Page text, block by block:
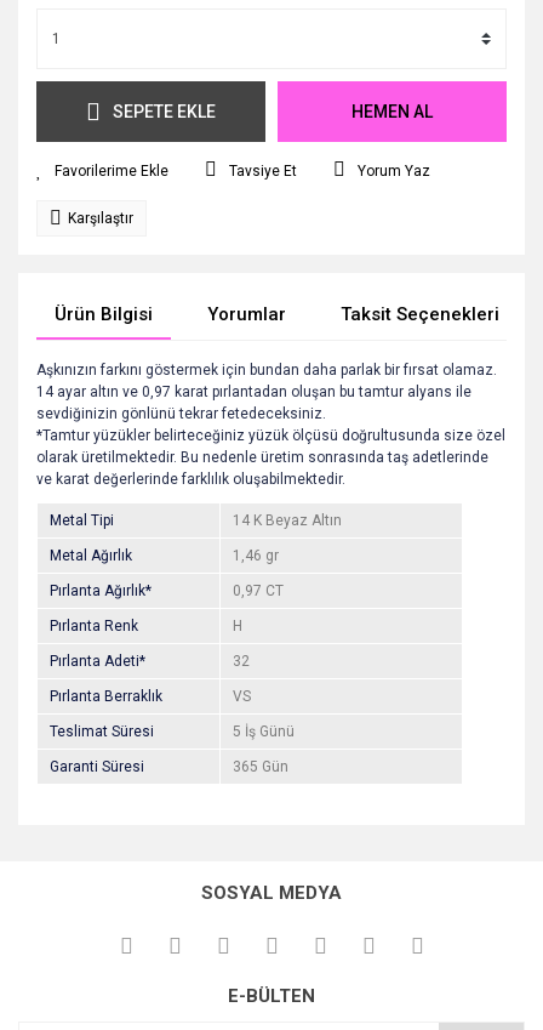
SEPETE EKLE HEMEN AL
Tavsiye Et Yorum Yaz
Karşılaştır
Ürün Bilgisi Yorumlar Taksit Seçenekleri
Aşkınızın farkını göstermek için bundan daha parlak bir fırsat olamaz.
14 ayar altın ve 0,97 karat pırlantadan oluşan bu tamtur alyans ile
sevdiğinizin gönlünü tekrar fetedeceksiniz.
*Tamtur yüzükler belirteceğiniz yüzük ölçüsü doğrultusunda size özel
olarak üretilmektedir. Bu nedenle üretim sonrasında taş adetlerinde
ve karat değerlerinde farklılık oluşabilmektedir.
Metal Tipi 14 K Beyaz Altın
Metal Ağırlık 1,46 gr
Pırlanta Ağırlık* 0,97 CT
Pırlanta Renk H
Pırlanta Adeti* 32
Pırlanta Berraklık VS
Teslimat Süresi 5 İş Günü
Garanti Süresi 365 Gün
kullanarak tarafımıza iletebilirsiniz.
Görüş ve önerileriniz için teşekkür ederiz.
Ürün açıklamasında eksik bilgiler bulunuyor.
SOSYAL MEDYA
E-BÜLTEN